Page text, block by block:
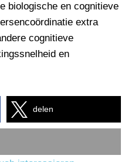
biologische en cognitieve
extra
cognitieve
en
delen